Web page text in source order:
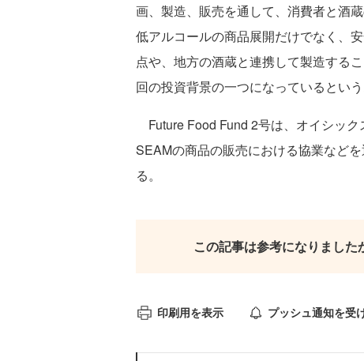
画、製造、販売を通して、消費者と酒
低アルコールの商品展開だけでなく、
点や、地方の酒蔵と連携して製造する
回の投資背景の一つになっているという
Future Food Fund 2号は、オイシッ
SEAMの商品の販売における協業など
る。
この記事は参考になりました
印刷用を表示 プッシュ通知を受